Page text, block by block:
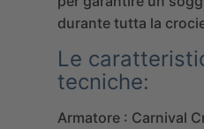
durante tutta la
Le
tecniche:
Armatore : Carnival